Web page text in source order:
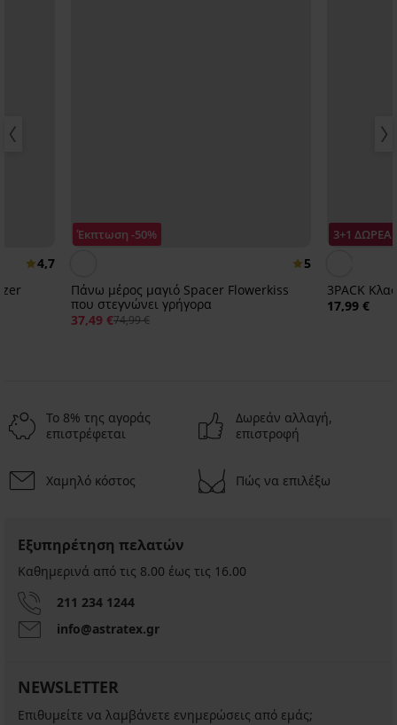
4,7
Έκπτωση -50%
5
Πάνω μέρος μαγιό Spacer Flowerkiss
που στεγνώνει γρήγορα
37,49 €74,99 €
3+1
3PACK
17,99 €
Το 8% της αγοράς
επιστρέφεται
Δωρεάν αλλαγή,
επιστροφή
Χαμηλό κόστος Πώς να επιλέξω
Εξυπηρέτηση πελατών
Καθημερινά από τις 8.00 έως τις 16.00
211 234 1244
info@astratex.gr
NEWSLETTER
Επιθυμείτε να λαμβάνετε ενημερώσεις από εμάς;